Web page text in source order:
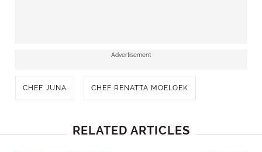
Advertisement
CHEF JUNA CHEF RENATTA MOELOEK
RELATED ARTICLES